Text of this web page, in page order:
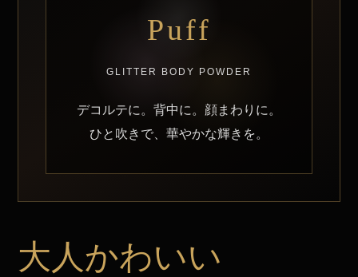
Puff
GLITTER BODY POWDER
デコルテに。背中に。顔まわりに。
ひと吹きで、華やかな輝きを。
大人かわいい